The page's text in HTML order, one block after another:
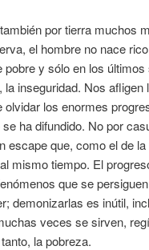
por tierra muchos
el hombre no nace
pobre y sólo en los
inseguridad. Nos
olvidar los enormes
ha difundido. No por
escape que, como el de
mismo tiempo. El
que se
demonizarlas es inútil,
veces se sirven,
la pobreza.